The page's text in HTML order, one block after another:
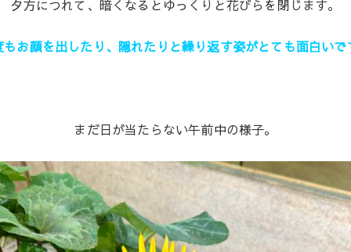
夕方につれて、暗くなるとゆっくりと花びらを閉じます。
もお顔を出したり、隠れたりと繰り返す姿がとても面白いで
まだ日が当たらない午前中の様子。